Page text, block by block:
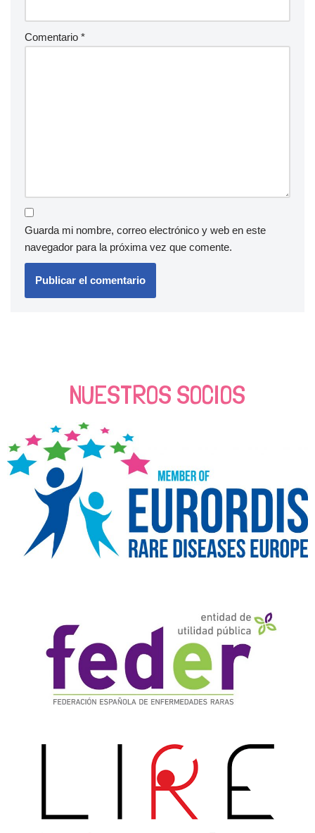
Comentario *
Guarda mi nombre, correo electrónico y web en este
navegador para la próxima vez que comente.
NUESTROS SOCIOS